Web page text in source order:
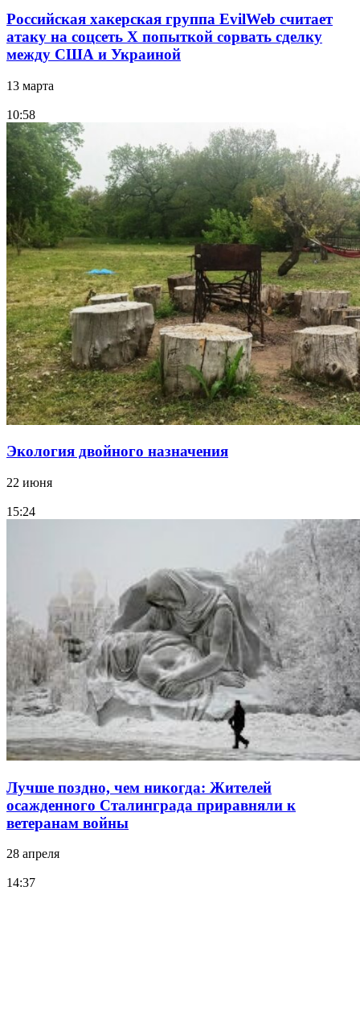
Российская хакерская группа EvilWeb считает
атаку на соцсеть Х попыткой сорвать сделку
между США и Украиной
13 марта
10:58
Экология двойного назначения
22 июня
15:24
Лучше поздно, чем никогда: Жителей
осажденного Сталинграда приравняли к
ветеранам войны
28 апреля
14:37